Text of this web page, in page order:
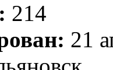
214
21